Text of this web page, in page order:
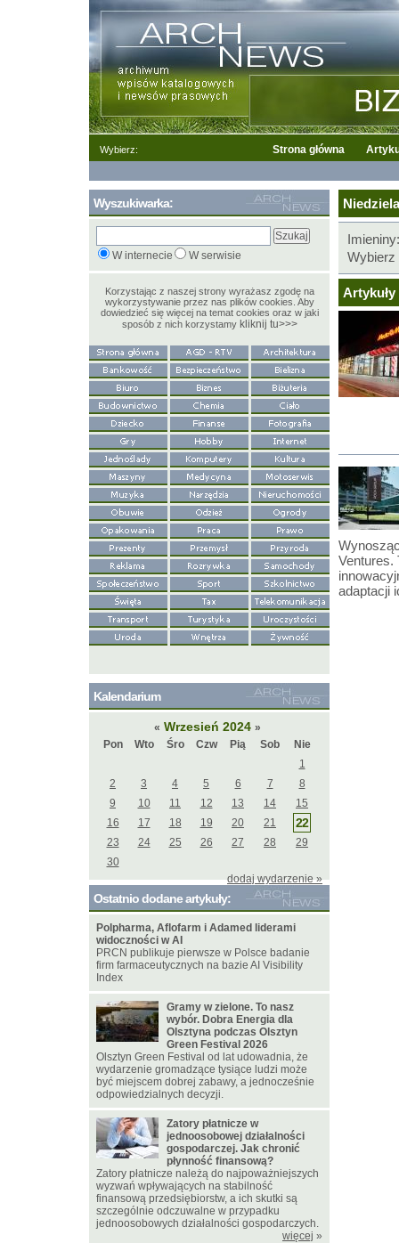
Wybierz: Strona główna
Wybierz
Ventures.
adaptacji
Wyszukiwarka:
W internecie W serwisie
Korzystając z naszej strony wyrażasz zgodę na
wykorzystywanie przez nas plików cookies. Aby
dowiedzieć się więcej na temat cookies oraz w jaki
sposób z nich korzystamy kliknij tu>>>
Kalendarium
« Wrzesień 2024 »
Pon
Wto Śro Czw Pią Sob
Nie
1
2
3 4 5 6 7
8
9
10 11 12 13 14
15
16
17 18 19 20 21 22
23 24 25 26 27 28
29
30
dodaj wydarzenie »
Ostatnio dodane artykuły:
Polpharma, Aflofarm i Adamed liderami
widoczności w AI
PRCN publikuje pierwsze w Polsce badanie
firm farmaceutycznych na bazie AI Visibility
Index
Gramy w zielone. To nasz
wybór. Dobra Energia dla
Olsztyna podczas Olsztyn
Green Festival 2026
Olsztyn Green Festival od lat udowadnia, że
wydarzenie gromadzące tysiące ludzi może
być miejscem dobrej zabawy, a jednocześnie
odpowiedzialnych decyzji.
Zatory płatnicze w
jednoosobowej działalności
gospodarczej. Jak chronić
płynność finansową?
Zatory płatnicze należą do najpoważniejszych
wyzwań wpływających na stabilność
finansową przedsiębiorstw, a ich skutki są
szczególnie odczuwalne w przypadku
jednoosobowych działalności gospodarczych.
więcej »